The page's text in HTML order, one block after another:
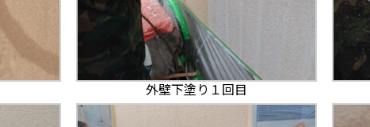
外壁下塗り１回目